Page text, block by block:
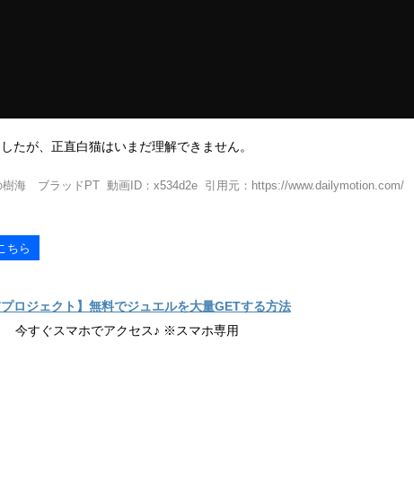
たが、正直白猫はいまだ理解できません。
樹海 ブラッドPT 動画ID：x534d2e 引用元：https://www.dailymotion.com/
ちら
プロジェクト】無料でジュエルを大量GETする方法
今すぐスマホでアクセス♪ ※スマホ専用